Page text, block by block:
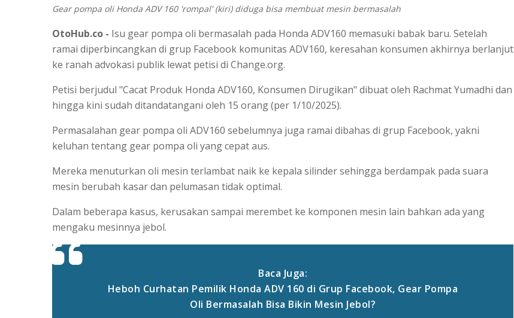
Gear pompa oli Honda ADV 160 'rompal' (kiri) diduga bisa membuat mesin bermasalah
OtoHub.co - Isu gear pompa oli bermasalah pada Honda ADV160 memasuki babak baru. Setelah
ramai diperbincangkan di grup Facebook komunitas ADV160, keresahan konsumen akhirnya berlanjut
ke ranah advokasi publik lewat petisi di Change.org.
Petisi berjudul "Cacat Produk Honda ADV160, Konsumen Dirugikan" dibuat oleh Rachmat Yumadhi dan
hingga kini sudah ditandatangani oleh 15 orang (per 1/10/2025).
Permasalahan gear pompa oli ADV160 sebelumnya juga ramai dibahas di grup Facebook, yakni
keluhan tentang gear pompa oli yang cepat aus.
Mereka menuturkan oli mesin terlambat naik ke kepala silinder sehingga berdampak pada suara
mesin berubah kasar dan pelumasan tidak optimal.
Dalam beberapa kasus, kerusakan sampai merembet ke komponen mesin lain bahkan ada yang
mengaku mesinnya jebol.
Baca Juga:
Heboh Curhatan Pemilik Honda ADV 160 di Grup Facebook, Gear Pompa
Oli Bermasalah Bisa Bikin Mesin Jebol?